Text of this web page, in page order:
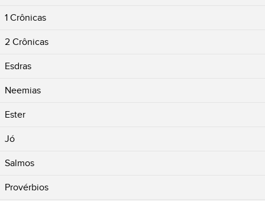
1 Crônicas
2 Crônicas
Esdras
Neemias
Ester
Jó
Salmos
Provérbios